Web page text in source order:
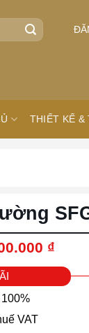
THIẾT KẾ &
₫.
₫
tại
là:
VAT